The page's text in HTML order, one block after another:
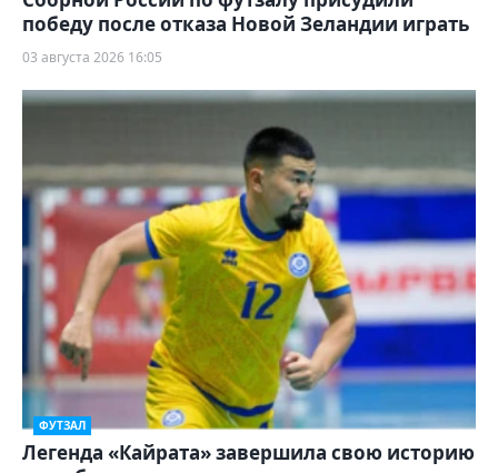
победу после отказа Новой Зеландии играть
03 августа 2026 16:05
ФУТЗАЛ
Легенда «Кайрата» завершила свою историю